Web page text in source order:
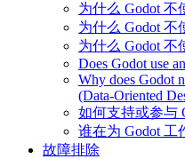
为什么 Godot 不
为什么 Godot 不
为什么 Godot 不
Does Godot use
Why does Godot
(Data-Oriented
如何支持或参与
谁在为 Godot 工
故障排除